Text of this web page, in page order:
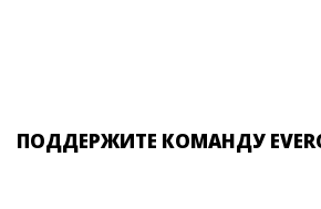
ПОДДЕРЖИТЕ КОМАНДУ